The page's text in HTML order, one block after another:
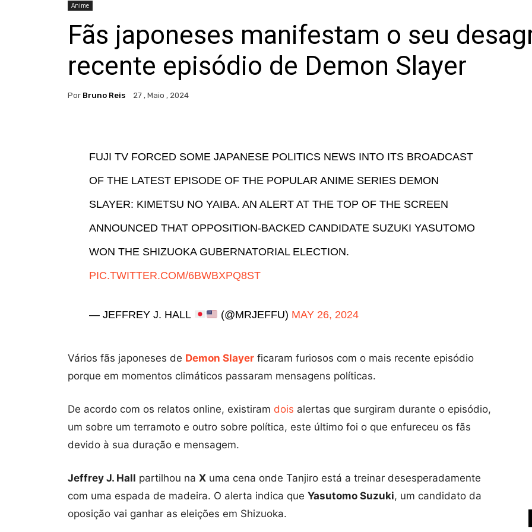
Anime
Fãs japoneses manifestam o seu
recente episódio de Demon Slayer
Por Bruno Reis 27 , Maio , 2024
FUJI TV FORCED SOME JAPANESE POLITICS NEWS INTO ITS BROADCAST
OF THE LATEST EPISODE OF THE POPULAR ANIME SERIES DEMON
SLAYER: KIMETSU NO YAIBA. AN ALERT AT THE TOP OF THE SCREEN
ANNOUNCED THAT OPPOSITION-BACKED CANDIDATE SUZUKI YASUTOMO
WON THE SHIZUOKA GUBERNATORIAL ELECTION.
PIC.TWITTER.COM/6BWBXPQ8ST
— JEFFREY J. HALL (@MRJEFFU) MAY 26, 2024
Vários fãs japoneses de Demon Slayer ficaram furiosos com o mais recente episódio
porque em momentos climáticos passaram mensagens políticas.
De acordo com os relatos online, existiram dois alertas que surgiram durante o episódio,
um sobre um terramoto e outro sobre política, este último foi o que enfureceu os fãs
devido à sua duração e mensagem.
Jeffrey J. Hall partilhou na X uma cena onde Tanjiro está a treinar desesperadamente
com uma espada de madeira. O alerta indica que Yasutomo Suzuki, um candidato da
oposição vai ganhar as eleições em Shizuoka.